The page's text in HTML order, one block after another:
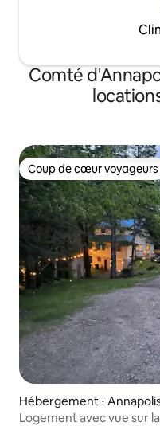
Comté
Coup de cœur voyageurs
Coup de cœur voyageurs
Hébergement ⋅
Logement avec vue sur